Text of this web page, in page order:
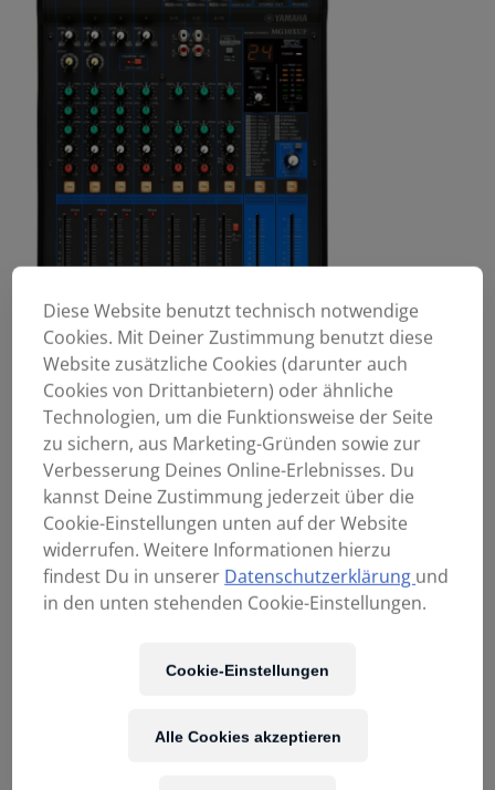
335,00€
Diese Website benutzt technisch notwendige
Cookies. Mit Deiner Zustimmung benutzt diese
Website zusätzliche Cookies (darunter auch
Cookies von Drittanbietern) oder ähnliche
Technologien, um die Funktionsweise der Seite
zu sichern, aus Marketing-Gründen sowie zur
Verbesserung Deines Online-Erlebnisses. Du
kannst Deine Zustimmung jederzeit über die
Cookie-Einstellungen unten auf der Website
widerrufen. Weitere Informationen hierzu
findest Du in unserer Datenschutzerklärung und
in den unten stehenden Cookie-Einstellungen.
Cookie-Einstellungen
Alle Cookies akzeptieren